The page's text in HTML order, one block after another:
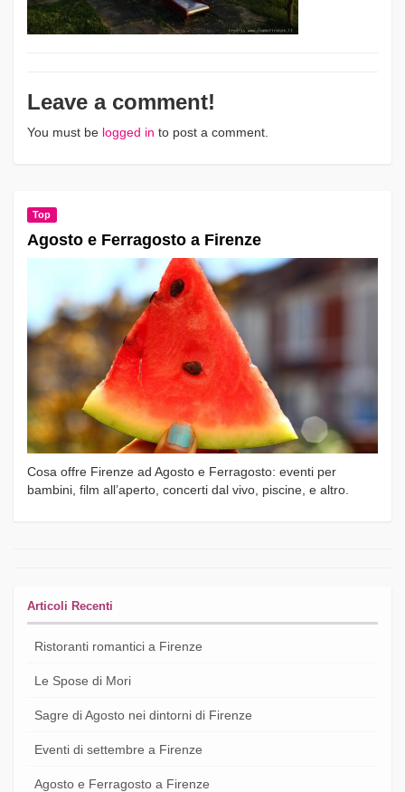
Leave a comment!
You must be logged in to post a comment.
Top
Agosto e Ferragosto a Firenze
Cosa offre Firenze ad Agosto e Ferragosto: eventi per
bambini, film all’aperto, concerti dal vivo, piscine, e altro.
Articoli Recenti
Ristoranti romantici a Firenze
Le Spose di Mori
Sagre di Agosto nei dintorni di Firenze
Eventi di settembre a Firenze
Agosto e Ferragosto a Firenze